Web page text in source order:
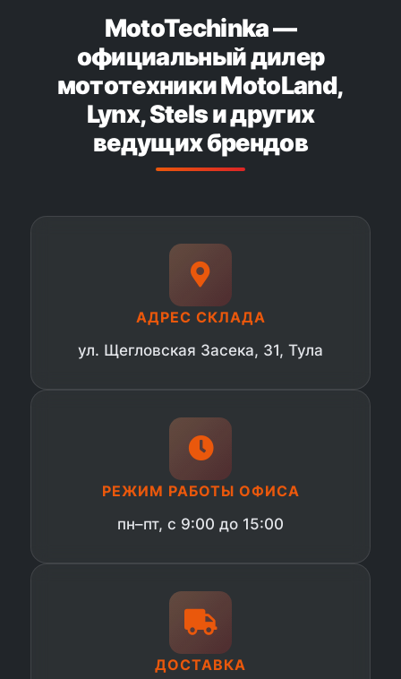
MotoTechinka —
официальный дилер
мототехники MotoLand,
Lynx, Stels и других
ведущих брендов
АДРЕС СКЛАДА
ул. Щегловская Засека, 31, Тула
РЕЖИМ РАБОТЫ ОФИСА
пн–пт, с 9:00 до 15:00
ДОСТАВКА